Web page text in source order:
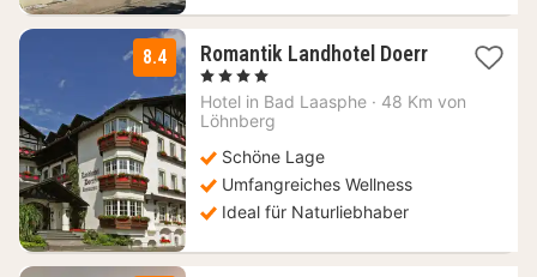
8.4
Romantik Landhotel Doerr
1
Nacht
ab
€
, 4 Sterne
Hotel in Bad Laasphe · 48 Km von
Löhnberg
Schöne Lage
Umfangreiches Wellness
Ideal für Naturliebhaber